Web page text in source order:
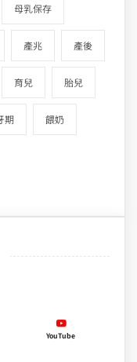
母乳保存
產兆 產後
育兒 胎兒
期 餵奶
YouTube